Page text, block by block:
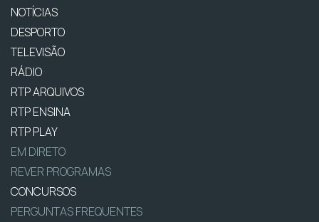
NOTÍCIAS
DESPORTO
TELEVISÃO
RÁDIO
RTP ARQUIVOS
RTP ENSINA
RTP PLAY
EM DIRETO
REVER PROGRAMAS
CONCURSOS
PERGUNTAS FREQUENTES